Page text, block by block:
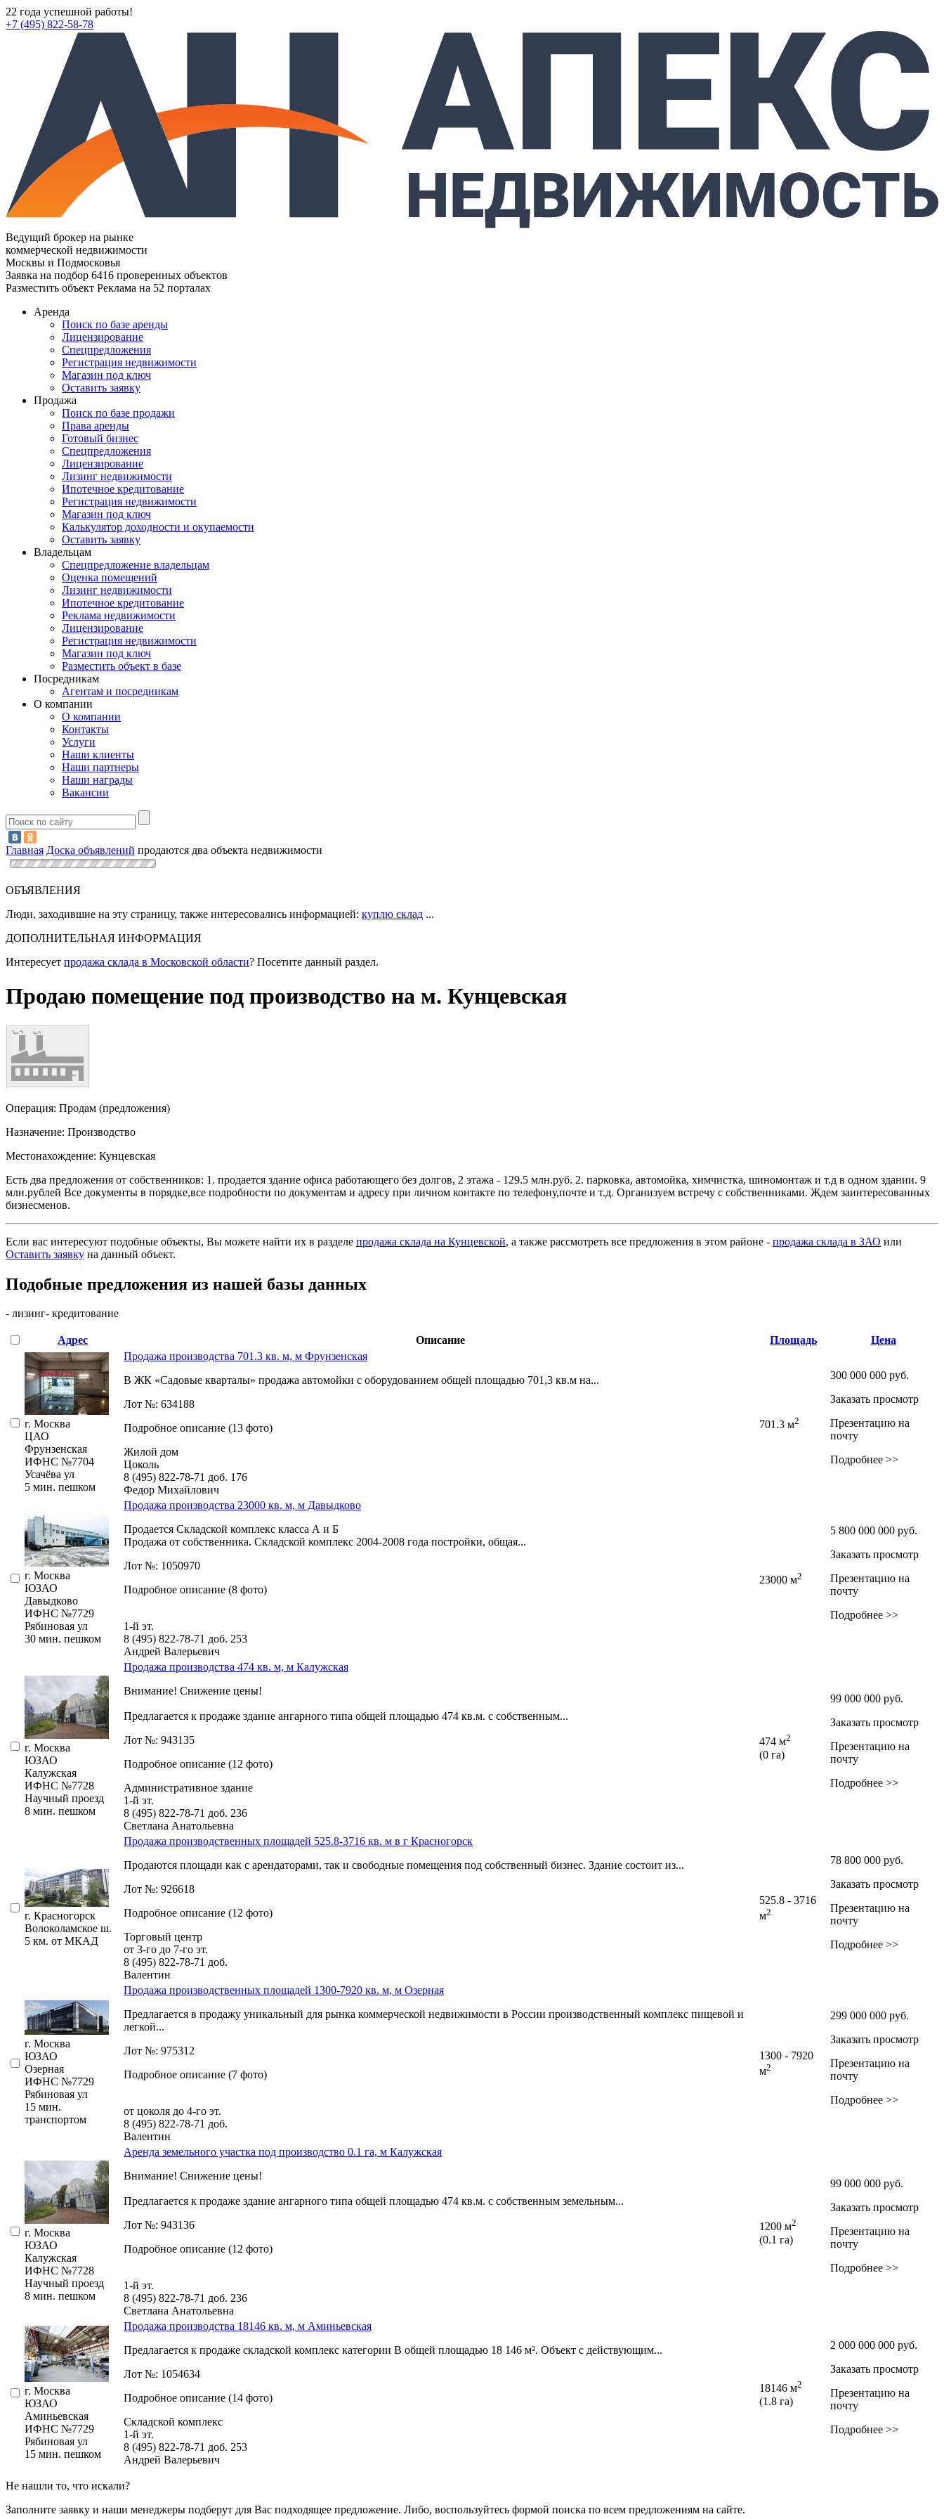
22 года успешной работы!
+7 (495) 822-58-78
Ведущий брокер на рынке
коммерческой недвижимости
Москвы и Подмосковья
Заявка на подбор 6416 проверенных объектов
Разместить объект Реклама на 52 порталах
Аренда
Поиск по базе аренды
Лицензирование
Спецпредложения
Регистрация недвижимости
Магазин под ключ
Оставить заявку
Продажа
Поиск по базе продажи
Права аренды
Готовый бизнес
Спецпредложения
Лицензирование
Лизинг недвижимости
Ипотечное кредитование
Регистрация недвижимости
Магазин под ключ
Калькулятор доходности и окупаемости
Оставить заявку
Владельцам
Спецпредложение владельцам
Оценка помещений
Лизинг недвижимости
Ипотечное кредитование
Реклама недвижимости
Лицензирование
Регистрация недвижимости
Магазин под ключ
Разместить объект в базе
Посредникам
Агентам и посредникам
О компании
О компании
Контакты
Услуги
Наши клиенты
Наши партнеры
Наши награды
Вакансии
Главная Доска объявлений продаются два объекта недвижимости
ОБЪЯВЛЕНИЯ
Люди, заходившие на эту страницу, также интересовались информацией: куплю склад ...
ДОПОЛНИТЕЛЬНАЯ ИНФОРМАЦИЯ
Интересует продажа склада в Московской области? Посетите данный раздел.
Продаю помещение под производство на м. Кунцевская
Операция: Продам (предложения)
Назначение: Производство
Местонахождение: Кунцевская
Есть два предложения от собственников: 1. продается здание офиса работающего без долгов, 2 этажа - 129.5 млн.руб. 2. парковка, автомойка, химчистка, шиномонтаж и т.д в одном здании. 9
млн.рублей Все документы в порядке,все подробности по документам и адресу при личном контакте по телефону,почте и т.д. Организуем встречу с собственниками. Ждем заинтересованных
бизнесменов.
Если вас интересуют подобные объекты, Вы можете найти их в разделе продажа склада на Кунцевской, а также рассмотреть все предложения в этом районе - продажа склада в ЗАО или
Оставить заявку на данный объект.
Подобные предложения из нашей базы данных
- лизинг- кредитование
Адрес Описание Площадь Цена
г. Москва
ЦАО
Фрунзенская
ИФНС №7704
Усачёва ул
5 мин. пешком
Продажа производства 701.3 кв. м, м Фрунзенская
В ЖК «Садовые кварталы» продажа автомойки с оборудованием общей площадью 701,­3 кв.м на...
Лот №: 634188
Подробное описание (13 фото)
Жилой дом
Цоколь
8 (495) 822-78-71 доб. 176
Федор Михайлович
701.3 м2
300 000 000 руб.
Заказать просмотр
Презентацию на
почту
Подробнее >>
г. Москва
ЮЗАО
Давыдково
ИФНС №7729
Рябиновая ул
30 мин. пешком
Продажа производства 23000 кв. м, м Давыдково
Продается Складской комплекс класса А и Б
Продажа от собственника. Складской комплекс 2004-2008 года постройки,­ общая...
Лот №: 1050970
Подробное описание (8 фото)
1-й эт.
8 (495) 822-78-71 доб. 253
Андрей Валерьевич
23000 м2
5 800 000 000 руб.
Заказать просмотр
Презентацию на
почту
Подробнее >>
г. Москва
ЮЗАО
Калужская
ИФНС №7728
Научный проезд
8 мин. пешком
Продажа производства 474 кв. м, м Калужская
Внимание! Снижение цены!
Предлагается к продаже здание ангарного типа общей площадью 474 кв.м. с собственным...
Лот №: 943135
Подробное описание (12 фото)
Административное здание
1-й эт.
8 (495) 822-78-71 доб. 236
Светлана Анатольевна
474 м2
(0 га)
99 000 000 руб.
Заказать просмотр
Презентацию на
почту
Подробнее >>
г. Красногорск
Волоколамское ш.
5 км. от МКАД
Продажа производственных площадей 525.8-3716 кв. м в г Красногорск
Продаются площади как с арендаторами,­ так и свободные помещения под собственный бизнес. Здание состоит из...
Лот №: 926618
Подробное описание (12 фото)
Торговый центр
от 3-го до 7-го эт.
8 (495) 822-78-71 доб.
Валентин
525.8 - 3716
м2
78 800 000 руб.
Заказать просмотр
Презентацию на
почту
Подробнее >>
г. Москва
ЮЗАО
Озерная
ИФНС №7729
Рябиновая ул
15 мин.
транспортом
Продажа производственных площадей 1300-7920 кв. м, м Озерная
Предлагается в продажу уникальный для рынка коммерческой недвижимости в России производственный комплекс пищевой и
легкой...
Лот №: 975312
Подробное описание (7 фото)
от цоколя до 4-го эт.
8 (495) 822-78-71 доб.
Валентин
1300 - 7920
м2
299 000 000 руб.
Заказать просмотр
Презентацию на
почту
Подробнее >>
г. Москва
ЮЗАО
Калужская
ИФНС №7728
Научный проезд
8 мин. пешком
Аренда земельного участка под производство 0.1 га, м Калужская
Внимание! Снижение цены!
Предлагается к продаже здание ангарного типа общей площадью 474 кв.м. с собственным земельным...
Лот №: 943136
Подробное описание (12 фото)
1-й эт.
8 (495) 822-78-71 доб. 236
Светлана Анатольевна
1200 м2
(0.1 га)
99 000 000 руб.
Заказать просмотр
Презентацию на
почту
Подробнее >>
г. Москва
ЮЗАО
Аминьевская
ИФНС №7729
Рябиновая ул
15 мин. пешком
Продажа производства 18146 кв. м, м Аминьевская
Предлагается к продаже складской комплекс категории В общей площадью 18 146 м². Объект с действующим...
Лот №: 1054634
Подробное описание (14 фото)
Складской комплекс
1-й эт.
8 (495) 822-78-71 доб. 253
Андрей Валерьевич
18146 м2
(1.8 га)
2 000 000 000 руб.
Заказать просмотр
Презентацию на
почту
Подробнее >>
Не нашли то, что искали?
Заполните заявку и наши менеджеры подберут для Вас подходящее предложение. Либо, воспользуйтесь формой поиска по всем предложениям на сайте.